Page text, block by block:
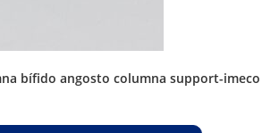
bífido angosto columna support-imeco